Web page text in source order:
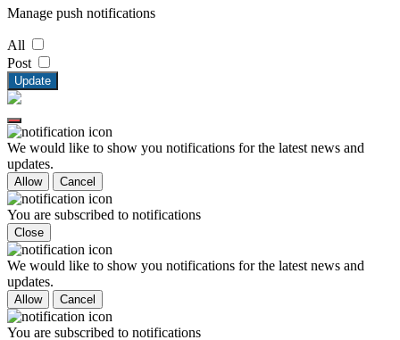
Manage push notifications
All
Post
Update
We would like to show you notifications for the latest news and
updates.
Allow Cancel
You are subscribed to notifications
Close
We would like to show you notifications for the latest news and
updates.
Allow Cancel
You are subscribed to notifications